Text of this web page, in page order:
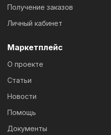
Получение заказов
Личный кабинет
Маркетплейс
О проекте
Статьи
Новости
Помощь
Документы